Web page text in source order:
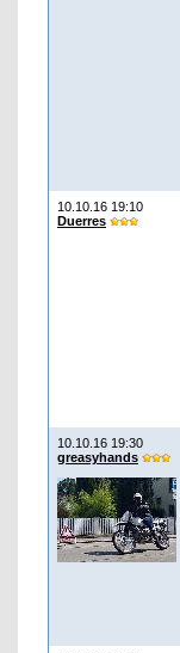
10.10.16 19:10
Duerres
10.10.16 19:30
greasyhands